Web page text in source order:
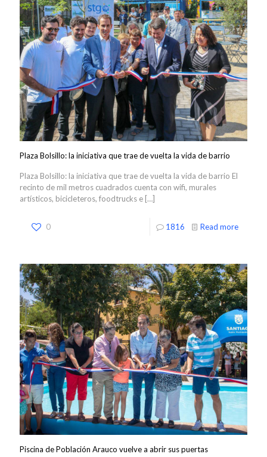
Plaza Bolsillo: la iniciativa que trae de vuelta la vida de barrio
Plaza Bolsillo: la iniciativa que trae de vuelta la vida de barrio El
recinto de mil metros cuadrados cuenta con wifi, murales
artísticos, bicicleteros, foodtrucks e […]
0 1816 Read more
Piscina de Población Arauco vuelve a abrir sus puertas